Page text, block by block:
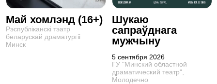
Май хомлэнд (16+)
Рэспублiканскi тэатр
беларускай драматургii
Минск
Шукаю
сапраўднага
мужчыну
5 сентября 2026
ГУ "Минский областной
драматический театр",
Молодечно